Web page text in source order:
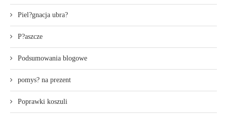
Piel?gnacja ubra?
P?aszcze
Podsumowania blogowe
pomys? na prezent
Poprawki koszuli